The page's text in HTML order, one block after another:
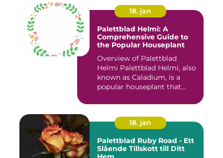
18. jan
Palettblad Helmi: A
Comprehensive Guide to
the Popular Houseplant
Overview of Palettblad
Helmi Palettblad Helmi, also
known as Caladium, is a
popular houseplant that...
18. jan
Palettblad Ruby Road - Ett
Slående Tillskott till Ditt